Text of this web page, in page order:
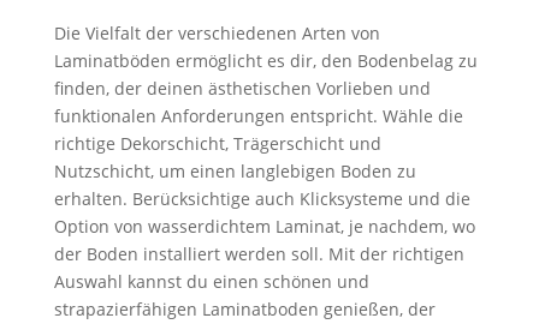
Die Vielfalt der verschiedenen Arten von
Laminatböden ermöglicht es dir, den Bodenbelag zu
finden, der deinen ästhetischen Vorlieben und
funktionalen Anforderungen entspricht. Wähle die
richtige Dekorschicht, Trägerschicht und
Nutzschicht, um einen langlebigen Boden zu
erhalten. Berücksichtige auch Klicksysteme und die
Option von wasserdichtem Laminat, je nachdem, wo
der Boden installiert werden soll. Mit der richtigen
Auswahl kannst du einen schönen und
strapazierfähigen Laminatboden genießen, der